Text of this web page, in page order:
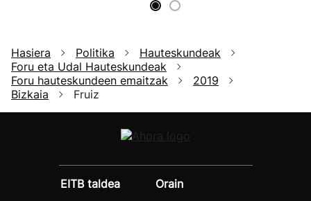
Hasiera Politika
Hauteskundeak
Foru eta Udal Hauteskundeak
Foru hauteskundeen emaitzak
2019
Bizkaia
Fruiz
EITB taldea
Orain